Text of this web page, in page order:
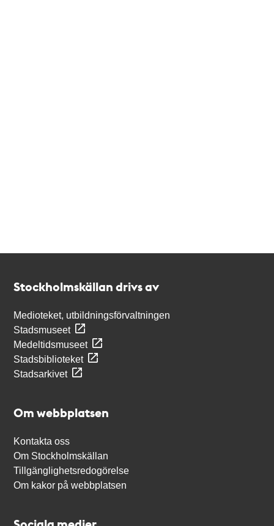
Stockholmskällan drivs av
Medioteket, utbildningsförvaltningen
Stadsmuseet
Medeltidsmuseet
Stadsbiblioteket
Stadsarkivet
Om webbplatsen
Kontakta oss
Om Stockholmskällan
Tillgänglighetsredogörelse
Om kakor på webbplatsen